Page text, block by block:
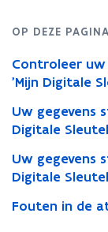
Burgerprofiel
OP DEZE PAGINA
Controleer uw
'Mijn Digitale
Uw gegevens
Digitale
Uw gegevens
Digitale
Fouten in de